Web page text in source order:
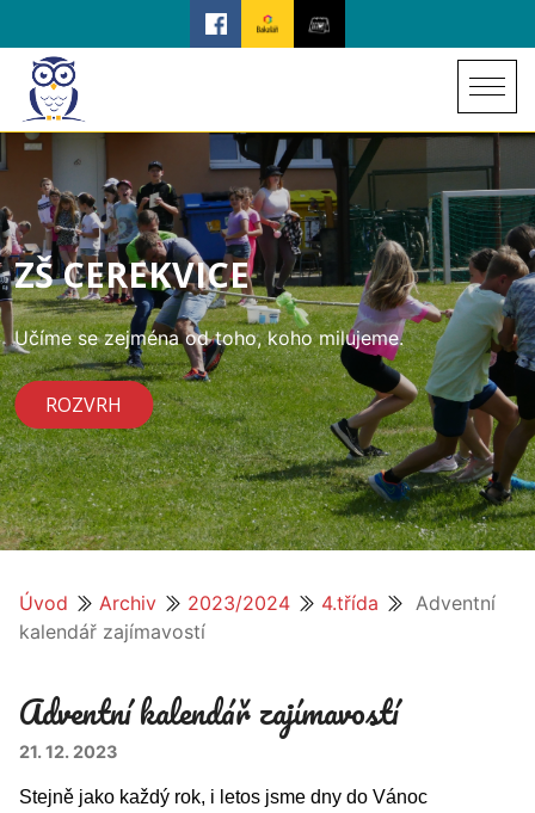
ZŠ CEREKVICE
Učíme se zejména od toho, koho milujeme.
ROZVRH
Úvod Archiv 2023/2024 4.třída
Adventní
kalendář zajímavostí
Adventní kalendář zajímavostí
21. 12. 2023
Stejně jako každý rok, i letos jsme dny do Vánoc